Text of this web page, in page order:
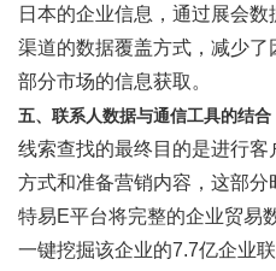
日本的企业信息，通过展会
渠道的数据覆盖方式，减少
部分市场的信息获取。
五、联系人数据与通信工具的结
线索查找的最终目的是进行
方式和准备营销内容，这部
特易E平台将完整的企业贸易
一键挖掘该企业的7.7亿企业